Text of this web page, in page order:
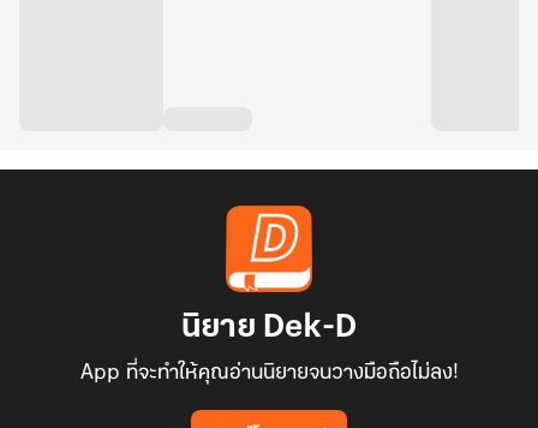
นิยาย Dek-D
App ที่จะทำให้คุณอ่านนิยายจนวางมือถือไม่ลง!